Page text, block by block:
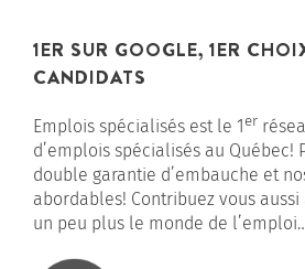
1ER SUR GOOGLE, 1ER
CANDIDATS
Emplois spécialisés est le 1 er
d’emplois spécialisés au Québec!
double garantie d’embauche et
abordables! Contribuez vous
un peu plus le monde de